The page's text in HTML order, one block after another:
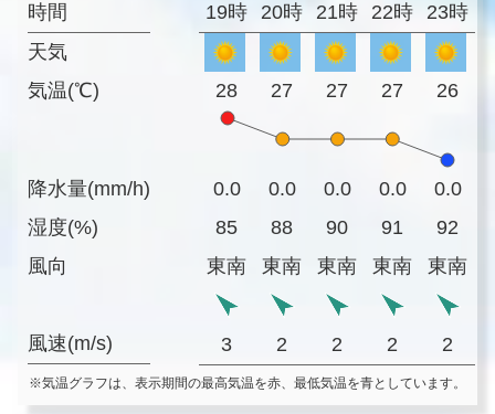
時間
天気
気温(℃)
降水量(mm/h)
湿度(%)
風向
風速(m/s)
19時 20時 21時 22時 23時
28 27 27 27 26
0.0 0.0 0.0 0.0
0.0
85
88 90 91
92
東南
東南 東南 東南 東南
3 2 2 2 2
※気温グラフは、表示期間の最高気温を赤、最低気温を青としています。